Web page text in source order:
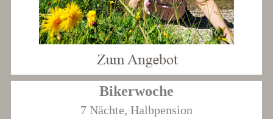
Bikerwoche
7 Nächte, Halbpension